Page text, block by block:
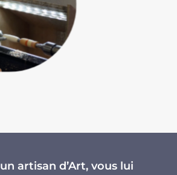
artisan d’Art, vous lui